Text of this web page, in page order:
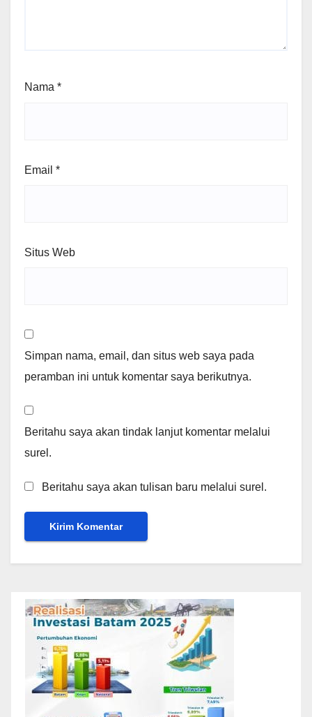
Nama *
Email *
Situs Web
Simpan nama, email, dan situs web saya pada
peramban ini untuk komentar saya berikutnya.
Beritahu saya akan tindak lanjut komentar melalui
surel.
Beritahu saya akan tulisan baru melalui surel.